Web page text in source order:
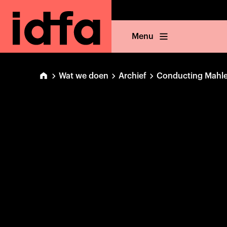
Menu
Wat we doen Archief Conducting